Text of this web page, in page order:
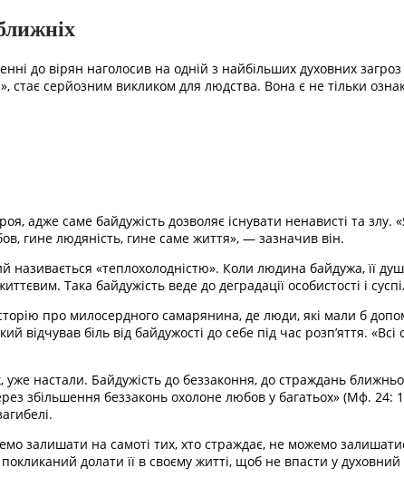
до вірян наголосив на одній з найбільших духовних
стає серйозним викликом для людства. Вона є не тільки
адже саме байдужість дозволяє існувати ненависті та злу.
гине людяність, гине саме життя», — зазначив він.
«теплохолодністю». Коли людина байдужа, її
Така байдужість веде до деградації особистості і
про милосердного самарянина, де люди, які мали б
біль від байдужості до себе під час розп’яття.
настали. Байдужість до беззаконня, до страждань
збільшення беззаконь охолоне любов у багатьох» (Мф. 24:
залишати на самоті тих, хто страждає, не можемо
долати її в своєму житті, щоб не впасти у духовний